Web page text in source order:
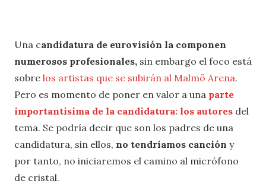
Una candidatura de eurovisión la componen
numerosos profesionales, sin embargo el foco está
sobre los artistas que se subirán al Malmö Arena.
Pero es momento de poner en valor a una parte
importantísima de la candidatura: los autores del
tema. Se podría decir que son los padres de una
candidatura, sin ellos, no tendríamos canción y
por tanto, no iniciaremos el camino al micrófono
de cristal.